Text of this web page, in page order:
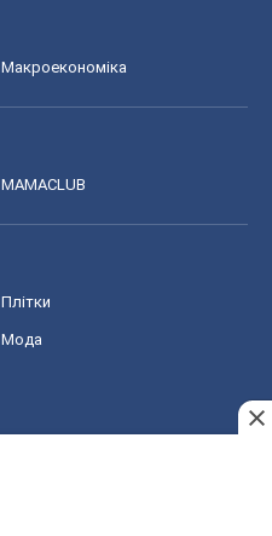
Макроекономіка
MAMACLUB
Плітки
Мода